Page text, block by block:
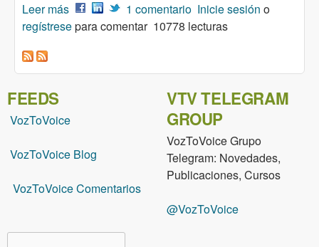
Leer más sobre MariaDB Galera Cluster - Instalación y
configuración
1 comentario Inicie sesión o
regístresepara comentar 10778 lecturas
FEEDS
VozToVoice
VozToVoice Blog
VozToVoice Comentarios
VTV TELEGRAM
GROUP
VozToVoice Grupo
Telegram: Novedades,
Publicaciones, Cursos
@VozToVoice